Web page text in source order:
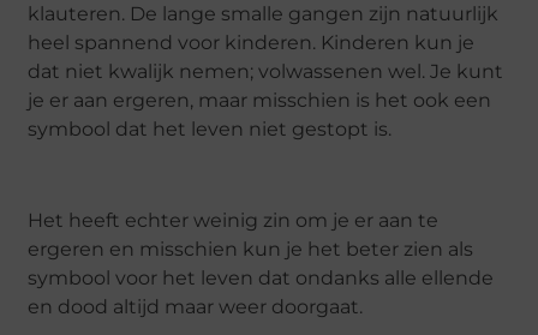
klauteren. De lange smalle gangen zijn natuurlijk
heel spannend voor kinderen. Kinderen kun je
dat niet kwalijk nemen; volwassenen wel. Je kunt
je er aan ergeren, maar misschien is het ook een
symbool dat het leven niet gestopt is.
Het heeft echter weinig zin om je er aan te
ergeren en misschien kun je het beter zien als
symbool voor het leven dat ondanks alle ellende
en dood altijd maar weer doorgaat.